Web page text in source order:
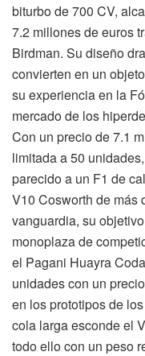
biturbo de 700 CV,
7.2 millones de euros
Birdman. Su diseño
convierten en un
su experiencia en la
mercado de los
Con un precio de 7.1
limitada a 50
parecido a un F1 de
V10 Cosworth de más
vanguardia, su
monoplaza de
el Pagani Huayra
unidades con un
en los prototipos de
cola larga esconde el
todo ello con un peso